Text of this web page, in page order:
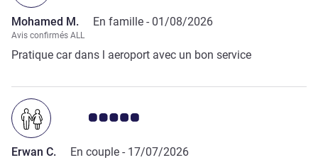
Mohamed M. En famille - 01/08/2026
Avis confirmés ALL
Pratique car dans l aeroport avec un bon service
Note Avis clients 5.0/5
Erwan C. En couple - 17/07/2026